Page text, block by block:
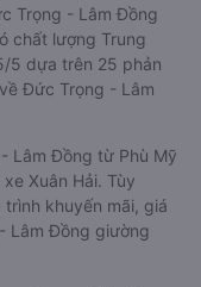
Trọng - Lâm Đồng
chất lượng Trung
5 dựa trên 25 phản
Đức Trọng - Lâm
Lâm Đồng từ Phù Mỹ
Xuân Hải. Tùy
khuyến mãi, giá
Lâm Đồng giường